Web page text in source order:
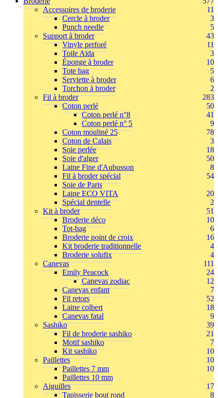
Accessoires de broderie
11
Cercle à broder
3
Punch needle
5
Support à broder
43
Vinyle perforé
11
Toile Aïda
3
Éponge à broder
10
Tote bag
5
Serviette à broder
6
Torchon à broder
2
Fil à broder
283
Coton perlé
50
Coton perlé n°8
41
Coton perlé n° 5
9
Coton mouliné 25
78
Coton de Calais
3
Soie perlée
18
Soie d'alger
50
Laine Fine d'Aubusson
8
Fil à broder spécial
54
Soie de Paris
Laine ECO VITA
20
Spécial dentelle
2
Kit à broder
51
Broderie déco
10
Tot-bag
6
Broderie point de croix
16
Kit broderie traditionnelle
4
Broderie solufix
4
Canevas
111
Emily Peacock
24
Canevas zodiac
12
Canevas enfant
7
Fil retors
52
Laine colbert
18
Canevas fatal
9
Sashiko
39
Fil de broderie sashiko
21
Motif sashiko
7
Kit sashiko
10
Paillettes
10
Paillettes 7 mm
10
Paillettes 10 mm
Aiguilles
17
Tapisserie bout rond
8